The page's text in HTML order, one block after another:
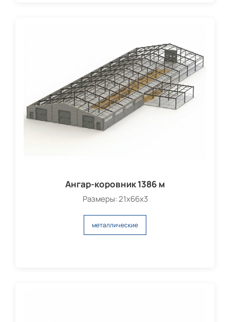
Ангар-коровник 1386 м
Размеры: 21х66х3
металлические